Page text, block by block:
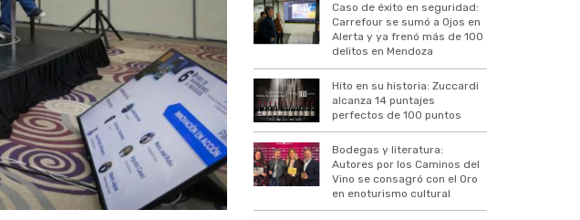
Caso de éxito en seguridad:
Carrefour se sumó a Ojos en
Alerta y ya frenó más de 100
delitos en Mendoza
Hito en su historia: Zuccardi
alcanza 14 puntajes
perfectos de 100 puntos
Bodegas y literatura:
Autores por los Caminos del
Vino se consagró con el Oro
en enoturismo cultural